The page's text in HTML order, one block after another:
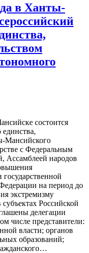
в Ханты-
состоится
Мансийского
с Федеральным
Ассамблеей народов
на период до
экстремизму
Российской
делегации
числе представители:
власти; органов
образований;